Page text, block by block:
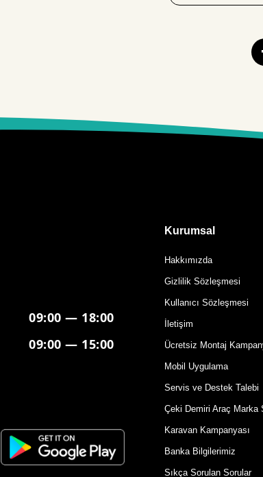
09:00 — 18:00
09:00 — 15:00
Kurumsal
Hakkımızda
Gizlilik Sözleşmesi
Kullanıcı Sözleşmesi
İletişim
Ücretsiz Montaj
Mobil Uygulama
Servis ve Destek Talebi
Çeki Demiri Araç Marka
Karavan Kampanyası
Banka Bilgilerimiz
Sıkça Sorulan Sorular